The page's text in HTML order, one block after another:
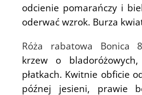
odcienie pomarańczy i
oderwać wzrok. Burza
Róża rabatowa Bonica
krzew o
płatkach. Kwitnie obficie
późnej jesieni, prawie